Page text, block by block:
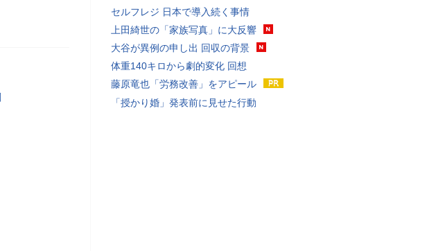
セルフレジ 日本で導入続く事情
上田綺世の「家族写真」に大反響
大谷が異例の申し出 回収の背景
体重140キロから劇的変化 回想
藤原竜也「労務改善」をアピール
「授かり婚」発表前に見せた行動